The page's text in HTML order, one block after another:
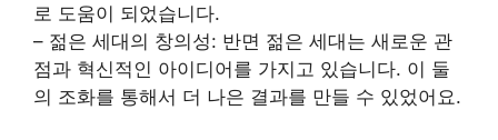
로 도움이 되었습니다.
– 젊은 세대의 창의성: 반면 젊은 세대는 새로운 관
점과 혁신적인 아이디어를 가지고 있습니다. 이 둘
의 조화를 통해서 더 나은 결과를 만들 수 있었어요.